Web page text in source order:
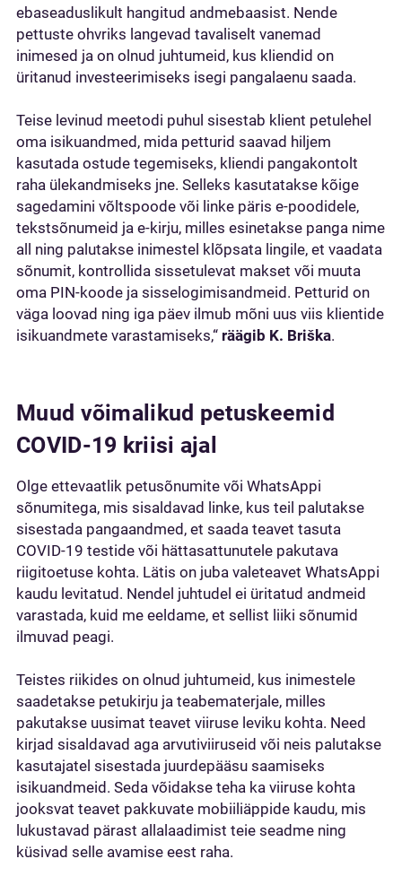
ebaseaduslikult hangitud andmebaasist. Nende
pettuste ohvriks langevad tavaliselt vanemad
inimesed ja on olnud juhtumeid, kus kliendid on
üritanud investeerimiseks isegi pangalaenu saada.
Teise levinud meetodi puhul sisestab klient petulehel
oma isikuandmed, mida petturid saavad hiljem
kasutada ostude tegemiseks, kliendi pangakontolt
raha ülekandmiseks jne. Selleks kasutatakse kõige
sagedamini võltspoode või linke päris e-poodidele,
tekstsõnumeid ja e-kirju, milles esinetakse panga nime
all ning palutakse inimestel klõpsata lingile, et vaadata
sõnumit, kontrollida sissetulevat makset või muuta
oma PIN-koode ja sisselogimisandmeid. Petturid on
väga loovad ning iga päev ilmub mõni uus viis klientide
isikuandmete varastamiseks,“ räägib K. Briška.
Muud võimalikud petuskeemid
COVID-19 kriisi ajal
Olge ettevaatlik petusõnumite või WhatsAppi
sõnumitega, mis sisaldavad linke, kus teil palutakse
sisestada pangaandmed, et saada teavet tasuta
COVID-19 testide või hättasattunutele pakutava
riigitoetuse kohta. Lätis on juba valeteavet WhatsAppi
kaudu levitatud. Nendel juhtudel ei üritatud andmeid
varastada, kuid me eeldame, et sellist liiki sõnumid
ilmuvad peagi.
Teistes riikides on olnud juhtumeid, kus inimestele
saadetakse petukirju ja teabematerjale, milles
pakutakse uusimat teavet viiruse leviku kohta. Need
kirjad sisaldavad aga arvutiviiruseid või neis palutakse
kasutajatel sisestada juurdepääsu saamiseks
isikuandmeid. Seda võidakse teha ka viiruse kohta
jooksvat teavet pakkuvate mobiiliäppide kaudu, mis
lukustavad pärast allalaadimist teie seadme ning
küsivad selle avamise eest raha.